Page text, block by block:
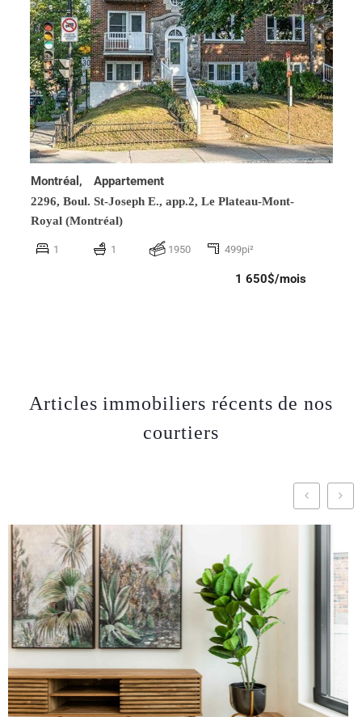
Montréal, Appartement
2296, Boul. St-Joseph E., app.2, Le Plateau-Mont-
Royal (Montréal)
1 1 1950 499pi²
1 650$/mois
Articles immobiliers récents de nos
courtiers